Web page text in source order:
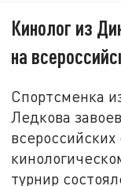
Кинолог из
на
Спортсменка
Ледкова
турнир